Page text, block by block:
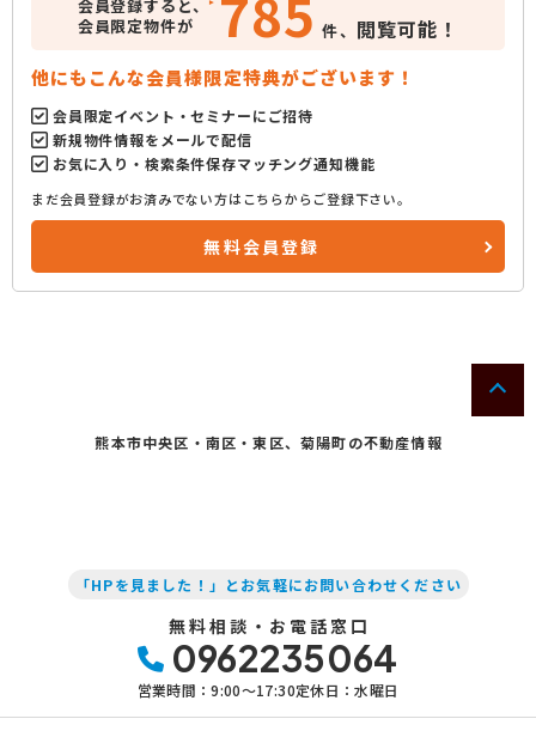
会員登録すると、
会員限定物件が
件、 閲覧可能！
他にもこんな会員様限定特典がございます！
会員限定イベント・セミナーにご招待
新規物件情報をメールで配信
お気に入り・検索条件保存マッチング通知機能
まだ会員登録がお済みでない方はこちらからご登録下さい。
無料会員登録
熊本市中央区・南区・東区、菊陽町の不動産情報
「HPを見ました！」とお気軽にお問い合わせください
無料相談・お電話窓口
0962235064
営業時間：9:00〜17:30定休日：水曜日